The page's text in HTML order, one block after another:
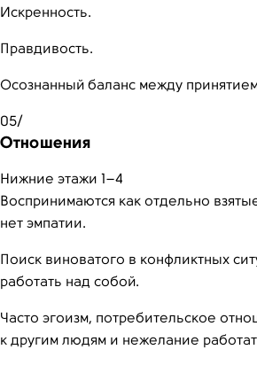
Искренность.
Правдивость.
Осознанный баланс между
05/
Отношения
Нижние этажи 1–4
Воспринимаются как отдельно
нет эмпатии.
Поиск виноватого в конфликтных
работать над собой.
Часто эгоизм, потребительское
к другим людям и нежелание